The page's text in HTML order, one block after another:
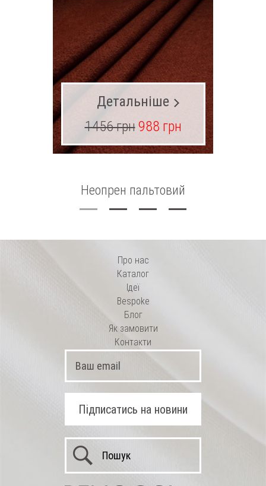
Неопрен пальтовий
Детальніше
1456 грн988 грн
Про нас
Каталог
Ідеї
Bespoke
Блог
Як замовити
Контакти